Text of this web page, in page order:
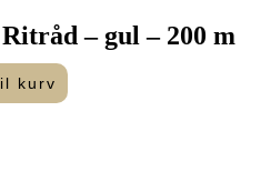
– gul – 200 m
kurv